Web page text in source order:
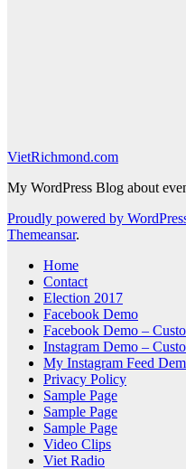
VietRichmond.com
My WordPress Blog about
Proudly powered by
Themeansar.
Home
Contact
Election 2017
Facebook Demo
Facebook Demo –
Instagram Demo –
My Instagram Feed
Privacy Policy
Sample Page
Sample Page
Sample Page
Video Clips
Viet Radio